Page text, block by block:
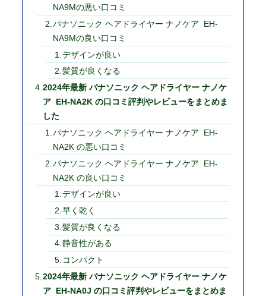
NA9Mの悪い口コミ
パナソニック ヘアドライヤー ナノケア EH-
NA9Mの良い口コミ
デザインが良い
髪質が良くなる
2024年最新 パナソニック ヘアドライヤー ナノケ
ア EH-NA2K の口コミ評判やレビューをまとめま
した
パナソニック ヘアドライヤー ナノケア EH-
NA2K の悪い口コミ
パナソニック ヘアドライヤー ナノケア EH-
NA2K の良い口コミ
デザインが良い
早く乾く
髪質が良くなる
静音性がある
コンパクト
2024年最新 パナソニック ヘアドライヤー ナノケ
ア EH-NA0J の口コミ評判やレビューをまとめま